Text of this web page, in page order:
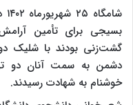
بسیجی برای تأمین
گشت‌زنی بودند با شلیک
دشمن به سمت آنان دو تن
خوشنام به شهادت رسیدند.